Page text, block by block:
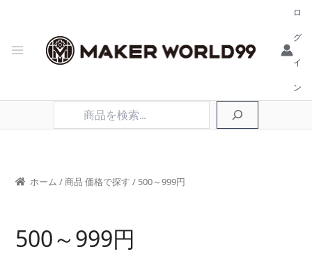
ロ
グ
イ
ン
ホーム / 商品 価格で探す / 500～999円
500～999円